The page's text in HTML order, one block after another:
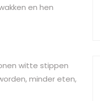
en hen
witte stippen
minder eten,